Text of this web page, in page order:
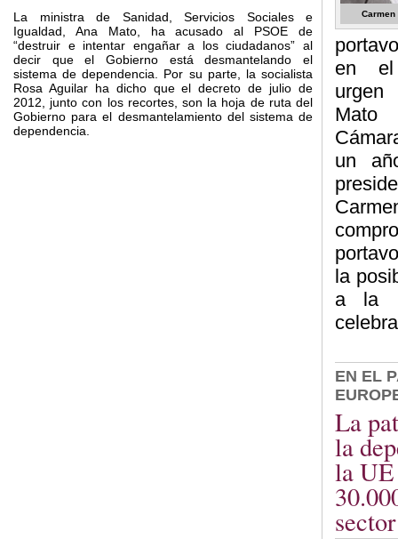
La ministra de Sanidad, Servicios Sociales e
Igualdad, Ana Mato, ha acusado al PSOE de
“destruir e intentar engañar a los ciudadanos” al
decir que el Gobierno está desmantelando el
sistema de dependencia. Por su parte, la socialista
Rosa Aguilar ha dicho que el decreto de julio de
2012, junto con los recortes, son la hoja de ruta del
Gobierno para el desmantelamiento del sistema de
dependencia.
Carmen
en el
Mato
un
la
a la
EN EL
La
la
la